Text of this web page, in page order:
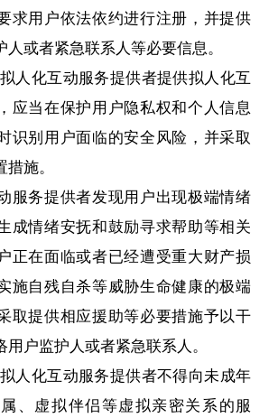
求用户依法依约进行注册，并提供
或者紧急联系人等必要信息。
化互动服务提供者提供拟人化互
应当在保护用户隐私权和个人信息
识别用户面临的安全风险，并采取
施。
务提供者发现用户出现极端情绪
成情绪安抚和鼓励寻求帮助等相关
正在面临或者已经遭受重大财产损
施自残自杀等威胁生命健康的极端
取提供相应援助等必要措施予以干
户监护人或者紧急联系人。
化互动服务提供者不得向未成年
、虚拟伴侣等虚拟亲密关系的服